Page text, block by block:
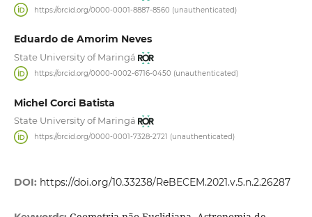
https://orcid.org/0000-0001-8887-8560 (unauthenticated)
Eduardo de Amorim Neves
State University of Maringá
https://orcid.org/0000-0002-6716-0450 (unauthenticated)
Michel Corci Batista
State University of Maringá
https://orcid.org/0000-0001-7328-2721 (unauthenticated)
DOI: https://doi.org/10.33238/ReBECEM.2021.v.5.n.2.26287